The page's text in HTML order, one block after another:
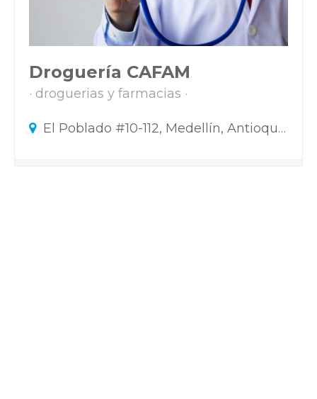
Droguería CAFAM
droguerias y farmacias
El Poblado #10-112, Medellín, Antioquia